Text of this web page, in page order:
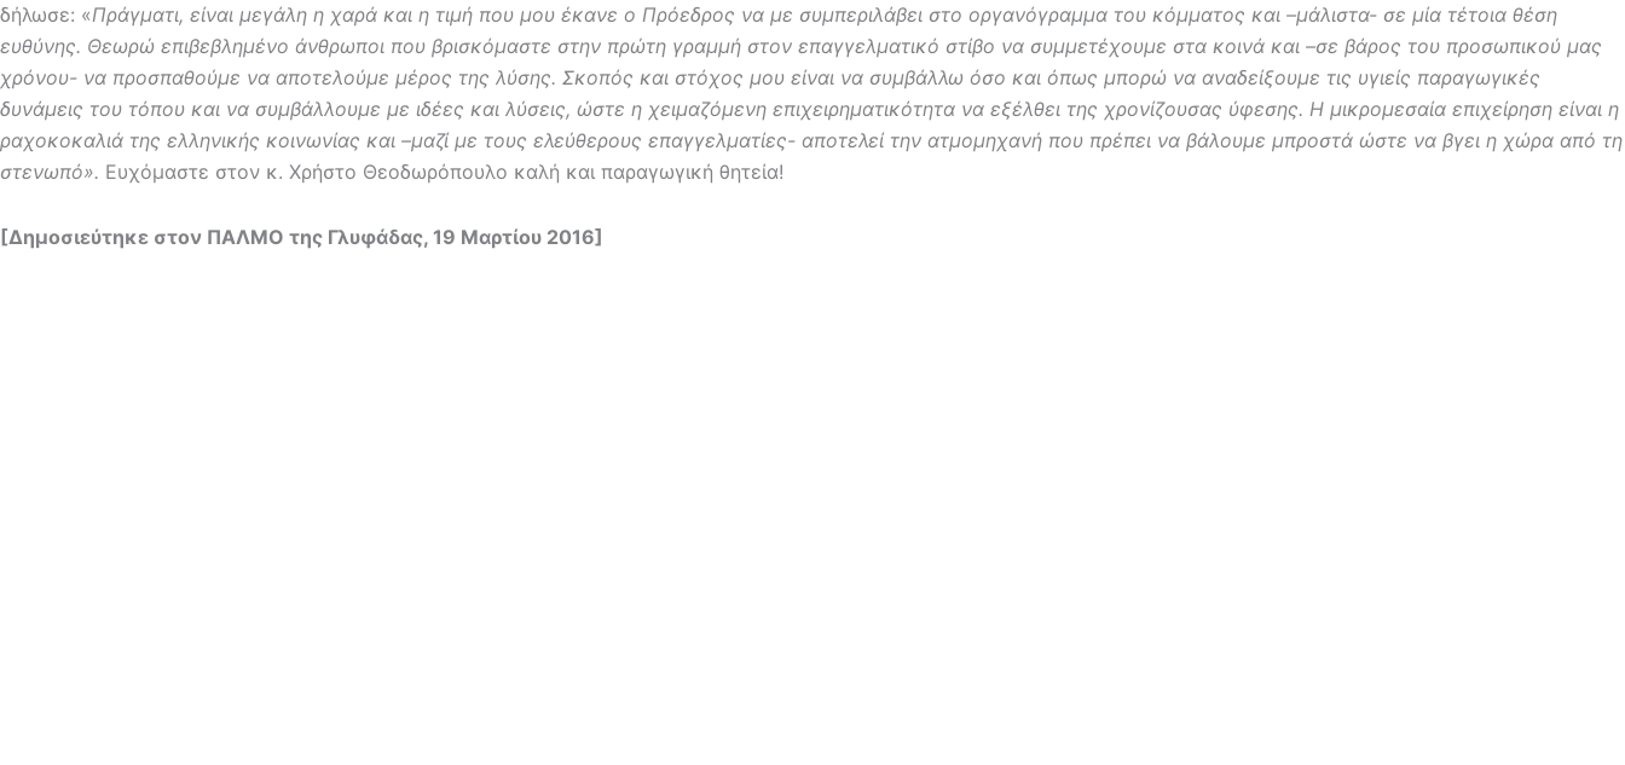
δήλωσε: «Πράγματι, είναι μεγάλη η χαρά και η τιμή που μου έκανε ο Πρόεδρος να με συμπεριλάβει στο οργανόγραμμα του κόμματος και –μάλιστα- σε μία τέτοια θέση
ευθύνης. Θεωρώ επιβεβλημένο άνθρωποι που βρισκόμαστε στην πρώτη γραμμή στον επαγγελματικό στίβο να συμμετέχουμε στα κοινά και –σε βάρος του προσωπικού μας
χρόνου- να προσπαθούμε να αποτελούμε μέρος της λύσης. Σκοπός και στόχος μου είναι να συμβάλλω όσο και όπως μπορώ να αναδείξουμε τις υγιείς παραγωγικές
δυνάμεις του τόπου και να συμβάλλουμε με ιδέες και λύσεις, ώστε η χειμαζόμενη επιχειρηματικότητα να εξέλθει της χρονίζουσας ύφεσης. Η μικρομεσαία επιχείρηση είναι η
ραχοκοκαλιά της ελληνικής κοινωνίας και –μαζί με τους ελεύθερους επαγγελματίες- αποτελεί την ατμομηχανή που πρέπει να βάλουμε μπροστά ώστε να βγει η χώρα από τη
στενωπό». Ευχόμαστε στον κ. Χρήστο Θεοδωρόπουλο καλή και παραγωγική θητεία!
[Δημοσιεύτηκε στον ΠΑΛΜΟ της Γλυφάδας, 19 Μαρτίου 2016]